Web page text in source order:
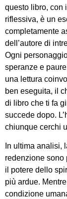
questo libro, con
riflessiva, è un
completamente
dell’autore di
Ogni
speranze e
una lettura
ben eseguita, il
di libro che ti fa
succede dopo.
chiunque cerchi
In ultima analisi,
redenzione sono
il potere dello
più ardue.
condizione